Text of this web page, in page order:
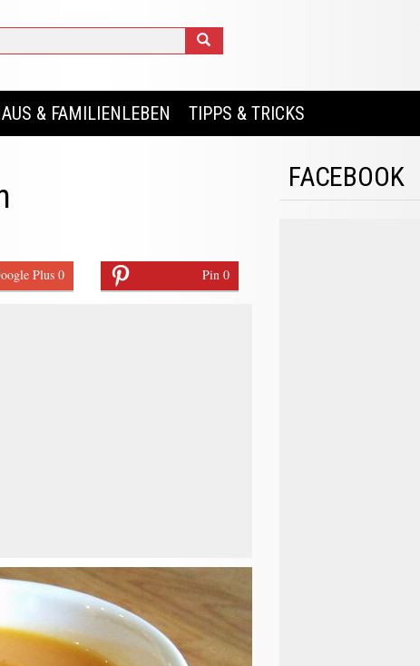
& FAMILIENLEBEN TIPPS & TRICKS
Plus 0 Pin 0
FACEBOOK